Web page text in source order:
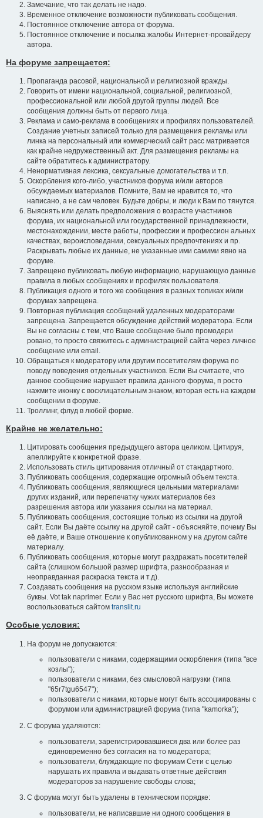
Замечание, что так делать не надо.
Временное отключение возможности публиковать сообщения.
Постоянное отключение автора от форума.
Постоянное отключение и посылка жалобы Интернет-провайдеру
автора.
На форуме запрещается:
Пропаганда расовой, национальной и религиозной вражды.
Говорить от имени национальной, социальной, религиозной,
профессиональной или любой другой группы людей. Все
сообщения должны быть от первого лица.
Реклама и само-реклама в сообщениях и профилях пользователей.
Создание учетных записей только для размещения рекламы или
линка на персональный или коммерческий сайт расс матривается
как крайне недружественный акт. Для размещения рекламы на
сайте обратитесь к администратору.
Ненормативная лексика, сексуальные домогательства и т.п.
Оскорбления кого-либо, участников форума и/или авторов
обсуждаемых материалов. Помните, Вам не нравится то, что
написано, а не сам человек. Будьте добры, и люди к Вам по тянутся.
Выяснять или делать предположения о возрасте участников
форума, их национальной или государственной принадлежности,
местонахождении, месте работы, профессии и профессион альных
качествах, вероисповедании, сексуальных предпочтениях и пр.
Раскрывать любые их данные, не указанные ими самими явно на
форуме.
Запрещено публиковать любую информацию, нарушающую данные
правила в любых сообщениях и профилях пользователя.
Публикация одного и того же сообщения в разных топиках и/или
форумах запрещена.
Повторная публикация сообщений удаленных модераторами
запрещена. Запрещается обсуждение действий модератора. Если
Вы не согласны с тем, что Ваше сообщение было промодери
ровано, то просто свяжитесь с администрацией сайта через личное
сообщение или email.
Обращаться к модератору или другим посетителям форума по
поводу поведения отдельных участников. Если Вы считаете, что
данное сообщение нарушает правила данного форума, п росто
нажмите иконку с восклицательным знаком, которая есть на каждом
сообщении в форуме.
Троллинг, флуд в любой форме.
Крайне не желательно:
Цитировать сообщения предыдущего автора целиком. Цитируя,
апеллируйте к конкретной фразе.
Использовать стиль цитирования отличный от стандартного.
Публиковать сообщения, содержащие огромный объем текста.
Публиковать сообщения, являющиеся цельными материалами
других изданий, или перепечатку чужих материалов без
разрешения автора или указания ссылки на материал.
Публиковать сообщения, состоящие только из ссылки на другой
сайт. Если Вы даёте ссылку на другой сайт - объясняйте, почему Вы
её даёте, и Ваше отношение к опубликованном у на другом сайте
материалу.
Публиковать сообщения, которые могут раздражать посетителей
сайта (слишком большой размер шрифта, разнообразная и
неоправданная раскраска текста и т.д).
Создавать сообщения на русском языке используя английские
буквы. Vot tak naprimer. Если у Вас нет русского шрифта, Вы можете
воспользоваться сайтом translit.ru
Особые условия:
На форум не допускаются:
пользователи с никами, содержащими оскорбления (типа "все
козлы");
пользователи с никами, без смысловой нагрузки (типа
"65r7tgu6547");
пользователи с никами, которые могут быть ассоциированы с
форумом или администрацией форума (типа "kamorka");
С форума удаляются:
пользователи, зарегистрировавшиеся два или более раз
единовременно без согласия на то модератора;
пользователи, блуждающие по форумам Сети с целью
нарушать их правила и выдавать ответные действия
модераторов за нарушение свободы слова;
С форума могут быть удалены в техническом порядке:
пользователи, не написавшие ни одного сообщения в